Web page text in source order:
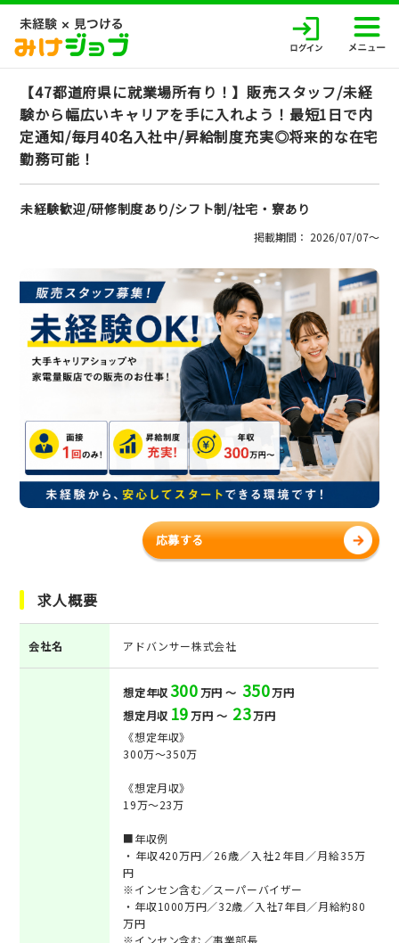
【47都道府県に就業場所有り！】販売スタッフ/未経
験から幅広いキャリアを手に入れよう！最短1日で内
定通知/毎月40名入社中/昇給制度充実◎将来的な在宅
勤務可能！
未経験歓迎/研修制度あり/シフト制/社宅・寮あり
掲載期間： 2026/07/07〜
応募する
求人概要
会社名 アドバンサー株式会社
想定年収300万円 ～ 350万円
想定月収 19万円 ～ 23万円
《想定年収》
300万～350万
《想定月収》
19万～23万
■年収例
・年収420万円／26歳／入社2年目／月給35万
円
※インセン含む／スーパーバイザー
・年収1000万円／32歳／入社7年目／月給約80
万円
※インセン含む／事業部長